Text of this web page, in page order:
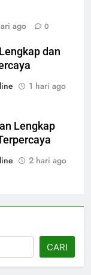
ago 0
dan
1 hari ago
Lengkap
2 hari ago
CARI